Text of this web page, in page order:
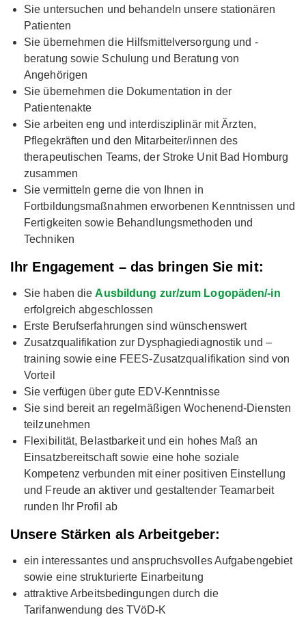
Sie untersuchen und behandeln unsere stationären
Patienten
Sie übernehmen die Hilfsmittelversorgung und -
beratung sowie Schulung und Beratung von
Angehörigen
Sie übernehmen die Dokumentation in der
Patientenakte
Sie arbeiten eng und interdisziplinär mit Ärzten,
Pflegekräften und den Mitarbeiter/innen des
therapeutischen Teams, der Stroke Unit Bad Homburg
zusammen
Sie vermitteln gerne die von Ihnen in
Fortbildungsmaßnahmen erworbenen Kenntnissen und
Fertigkeiten sowie Behandlungsmethoden und
Techniken
Ihr Engagement – das bringen Sie mit:
Sie haben dieAusbildung zur/zum Logopäden/-in
erfolgreich abgeschlossen
Erste Berufserfahrungen sind wünschenswert
Zusatzqualifikation zur Dysphagiediagnostik und –
training sowie eine FEES-Zusatzqualifikation sind von
Vorteil
Sie verfügen über gute EDV-Kenntnisse
Sie sind bereit an regelmäßigen Wochenend-Diensten
teilzunehmen
Flexibilität, Belastbarkeit und ein hohes Maß an
Einsatzbereitschaft sowie eine hohe soziale
Kompetenz verbunden mit einer positiven Einstellung
und Freude an aktiver und gestaltender Teamarbeit
runden Ihr Profil ab
Unsere Stärken als Arbeitgeber:
ein interessantes und anspruchsvolles Aufgabengebiet
sowie eine strukturierte Einarbeitung
attraktive Arbeitsbedingungen durch die
Tarifanwendung des TVöD-K